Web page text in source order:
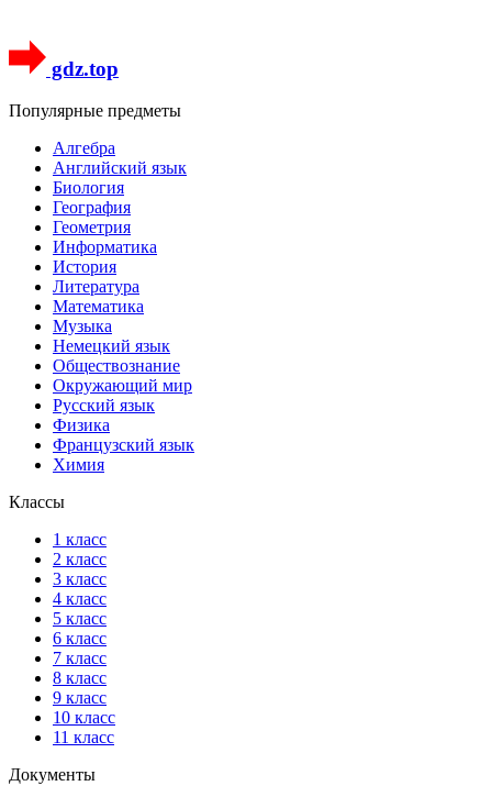
gdz.top
Популярные предметы
Алгебра
Английский язык
Биология
География
Геометрия
Информатика
История
Литература
Математика
Музыка
Немецкий язык
Обществознание
Окружающий мир
Русский язык
Физика
Французский язык
Химия
Классы
1 класс
2 класс
3 класс
4 класс
5 класс
6 класс
7 класс
8 класс
9 класс
10 класс
11 класс
Документы